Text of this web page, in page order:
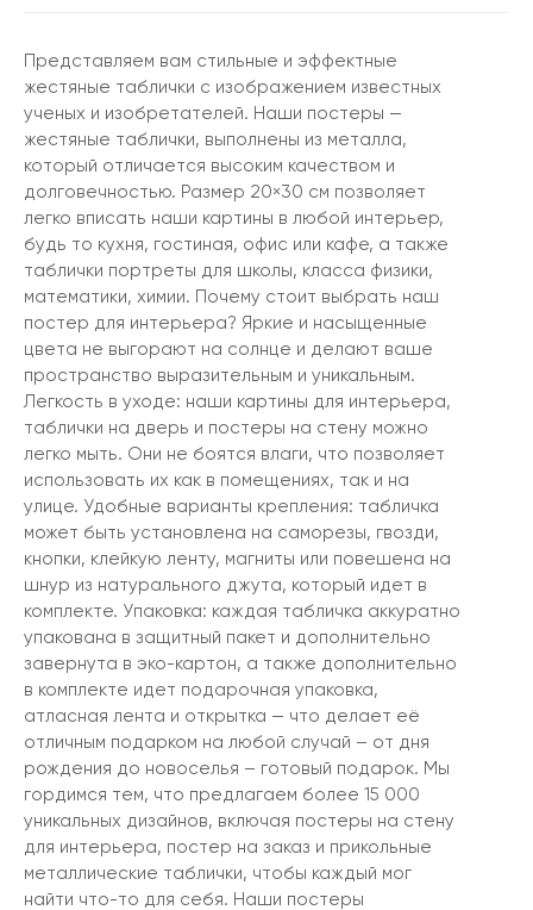
Представляем вам стильные и эффектные
жестяные таблички с изображением известных
ученых и изобретателей. Наши постеры —
жестяные таблички, выполнены из металла,
который отличается высоким качеством и
долговечностью. Размер 20×30 см позволяет
легко вписать наши картины в любой интерьер,
будь то кухня, гостиная, офис или кафе, а также
таблички портреты для школы, класса физики,
математики, химии. Почему стоит выбрать наш
постер для интерьера? Яркие и насыщенные
цвета не выгорают на солнце и делают ваше
пространство выразительным и уникальным.
Легкость в уходе: наши картины для интерьера,
таблички на дверь и постеры на стену можно
легко мыть. Они не боятся влаги, что позволяет
использовать их как в помещениях, так и на
улице. Удобные варианты крепления: табличка
может быть установлена на саморезы, гвозди,
кнопки, клейкую ленту, магниты или повешена на
шнур из натурального джута, который идет в
комплекте. Упаковка: каждая табличка аккуратно
упакована в защитный пакет и дополнительно
завернута в эко-картон, а также дополнительно
в комплекте идет подарочная упаковка,
атласная лента и открытка — что делает её
отличным подарком на любой случай – от дня
рождения до новоселья – готовый подарок. Мы
гордимся тем, что предлагаем более 15 000
уникальных дизайнов, включая постеры на стену
для интерьера, постер на заказ и прикольные
металлические таблички, чтобы каждый мог
найти что-то для себя. Наши постеры